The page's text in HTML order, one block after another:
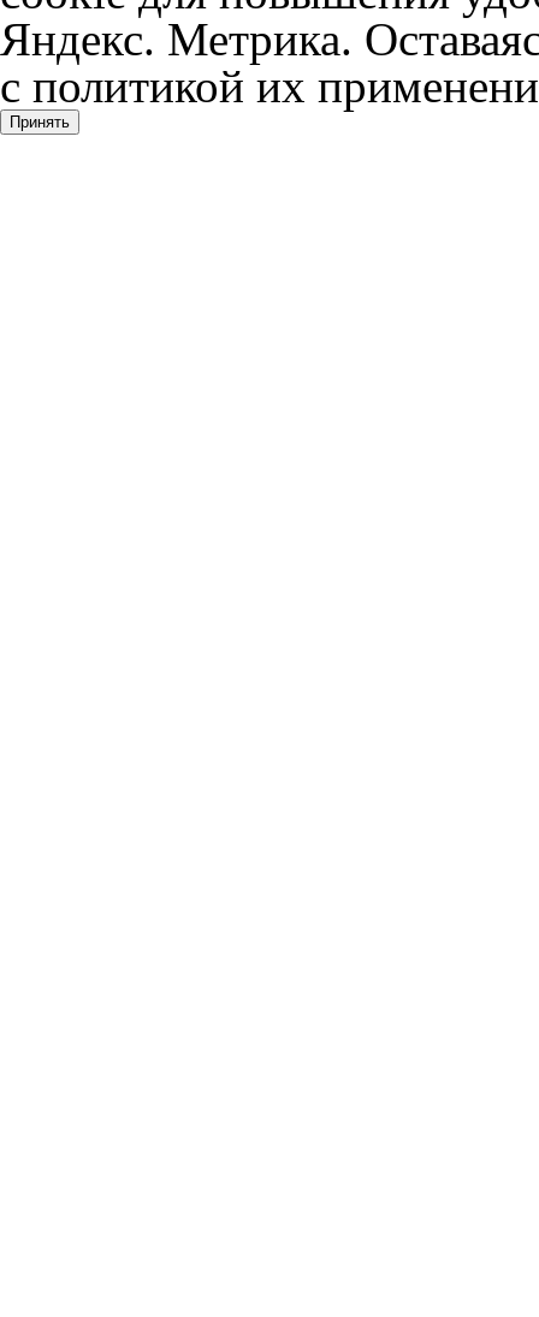
Яндекс. Метрика.
с политикой их
Принять